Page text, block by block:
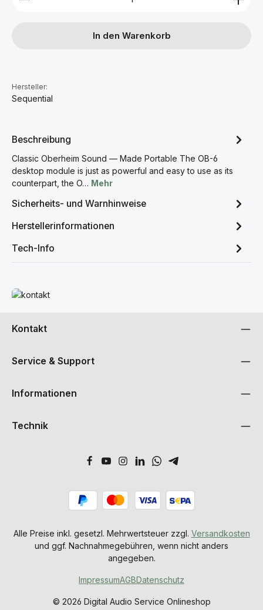
In den Warenkorb
Hersteller:
Sequential
Beschreibung
Classic Oberheim Sound — Made Portable The OB-6
desktop module is just as powerful and easy to use as its
counterpart, the O… Mehr
Sicherheits- und Warnhinweise
Herstellerinformationen
Tech-Info
Mehr erfahren
Kontakt
Service & Support
Informationen
Technik
Alle Preise inkl. gesetzl. Mehrwertsteuer zzgl. Versandkosten
und ggf. Nachnahmegebühren, wenn nicht anders
angegeben.
© 2026 Digital Audio Service Onlineshop
ImpressumAGBDatenschutz